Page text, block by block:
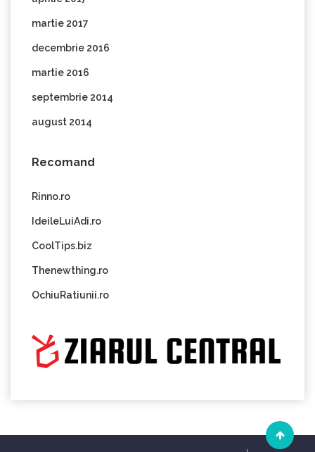
martie 2017
decembrie 2016
martie 2016
septembrie 2014
august 2014
Recomand
Rinno.ro
IdeileLuiAdi.ro
CoolTips.biz
Thenewthing.ro
OchiuRatiunii.ro